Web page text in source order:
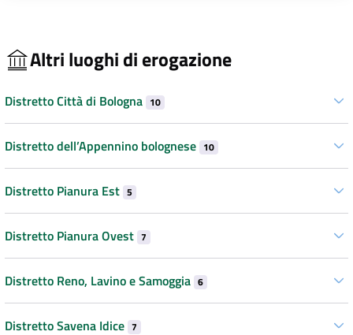
Altri luoghi di erogazione
Distretto Città di Bologna 10
Distretto dell’Appennino bolognese 10
Distretto Pianura Est 5
Distretto Pianura Ovest 7
Distretto Reno, Lavino e Samoggia 6
Distretto Savena Idice 7